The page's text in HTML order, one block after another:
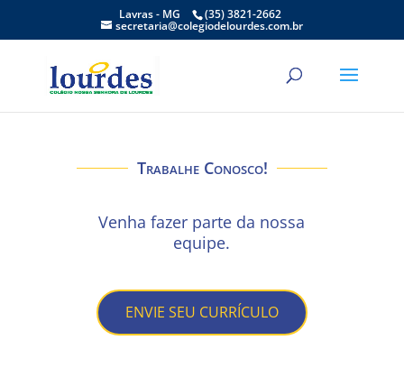
Lavras - MG (35) 3821-2662
secretaria@colegiodelourdes.com.br
Trabalhe Conosco!
Venha fazer parte da nossa
equipe.
ENVIE SEU CURRÍCULO